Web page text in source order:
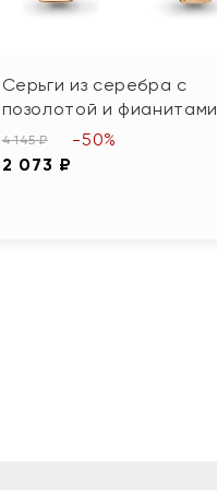
Серьги из серебра с
позолотой и фианитами
4 145 ₽
2 073 ₽
-50%